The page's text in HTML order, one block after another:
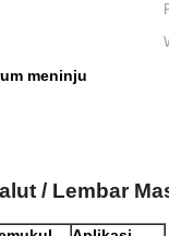
meninju
/ Lembar